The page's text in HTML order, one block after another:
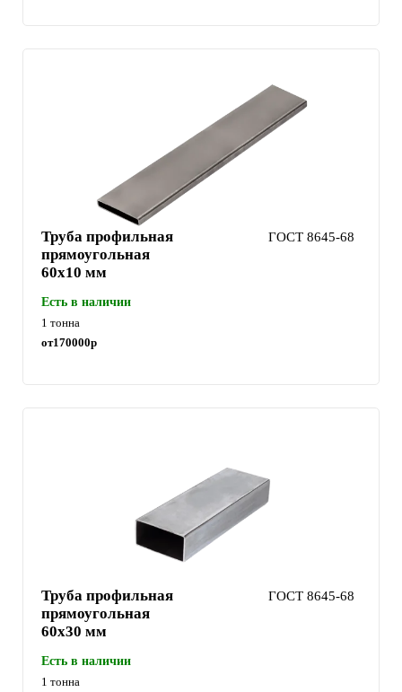
Труба профильная
прямоугольная
60х10 мм
ГОСТ 8645-68
Есть в наличии
1 тонна
от170000р
Труба профильная
прямоугольная
60х30 мм
ГОСТ 8645-68
Есть в наличии
1 тонна